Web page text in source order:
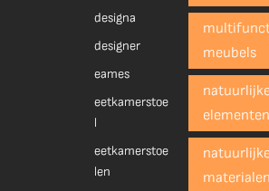
designa
designer
eames
eetkamerstoe
l
eetkamerstoe
len
meubels